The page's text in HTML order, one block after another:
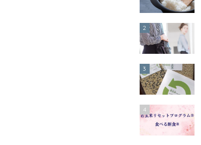
2
3
4